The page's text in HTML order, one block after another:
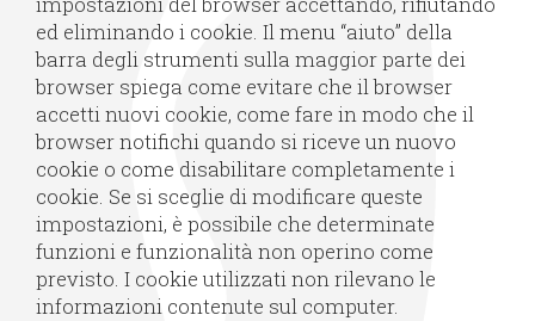
ed eliminando i cookie. Il menu “aiuto” della
barra degli strumenti sulla maggior parte dei
browser spiega come evitare che il browser
accetti nuovi cookie, come fare in modo che il
browser notifichi quando si riceve un nuovo
cookie o come disabilitare completamente i
cookie. Se si sceglie di modificare queste
impostazioni, è possibile che determinate
funzioni e funzionalità non operino come
previsto. I cookie utilizzati non rilevano le
informazioni contenute sul computer.